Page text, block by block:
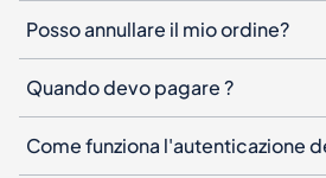
Posso annullare il mio ordine?
Quando devo pagare ?
Come funziona l'autenticazione